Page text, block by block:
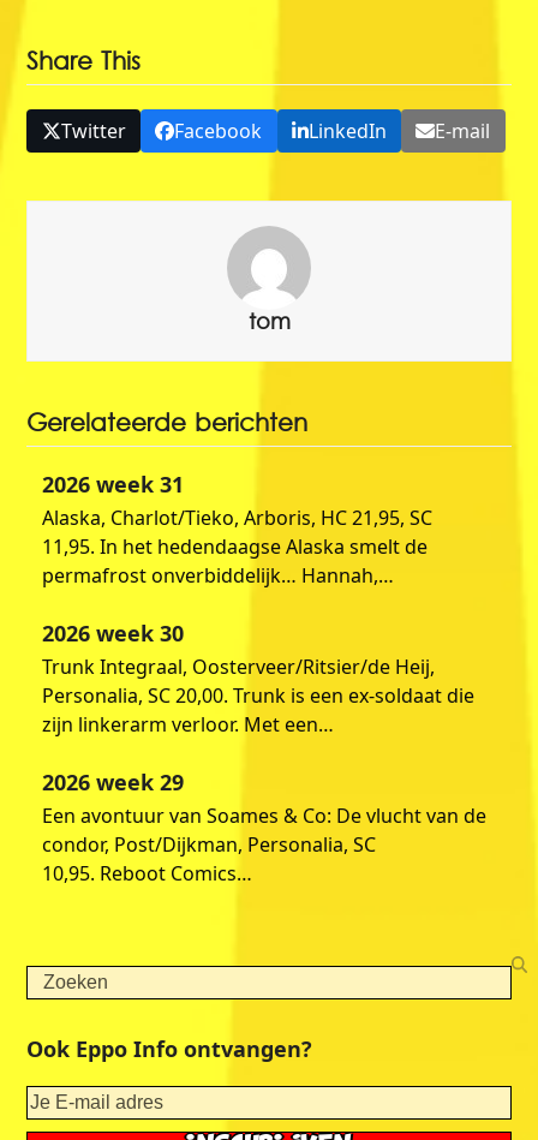
Share This
Twitter Facebook LinkedIn E-mail
tom
Gerelateerde berichten
2026 week 31
Alaska, Charlot/Tieko, Arboris, HC 21,95, SC
11,95. In het hedendaagse Alaska smelt de
permafrost onverbiddelijk… Hannah,…
2026 week 30
Trunk Integraal, Oosterveer/Ritsier/de Heij,
Personalia, SC 20,00. Trunk is een ex-soldaat die
zijn linkerarm verloor. Met een…
2026 week 29
Een avontuur van Soames & Co: De vlucht van de
condor, Post/Dijkman, Personalia, SC
10,95. Reboot Comics…
Search
Ook Eppo Info ontvangen?